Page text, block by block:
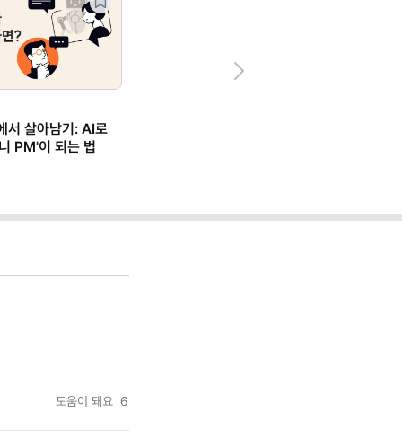
서 살아남기: AI로
PM'이 되는 법
도움이 돼요 6